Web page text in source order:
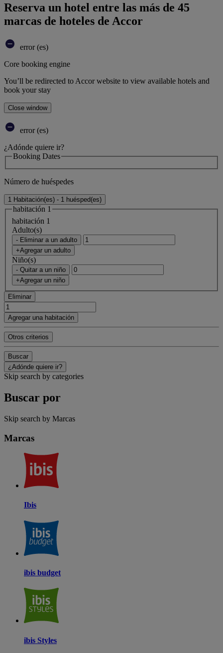
Reserva un hotel entre las más de 45
marcas de hoteles de Accor
error (es)
Core booking engine
You’ll be redirected to Accor website to view available hotels and
book your stay
Close window
error (es)
¿Adónde quiere ir?
Booking Dates
Número de huéspedes
1 Habitación(es) - 1 huésped(es)
habitación 1
habitación 1
Adulto(s)
- Eliminar a un adulto
+Agregar un adulto
Niño(s)
- Quitar a un niño
+Agregar un niño
Eliminar
Agregar una habitación
Otros criterios
Buscar
¿Adónde quiere ir?
Skip search by categories
Buscar por
Skip search by Marcas
Marcas
Ibis
ibis budget
ibis Styles